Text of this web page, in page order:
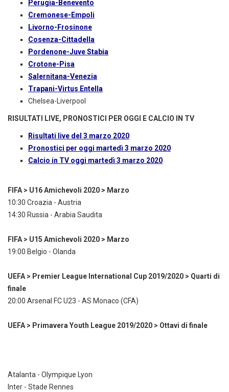
Perugia-Benevento
Cremonese-Empoli
Livorno-Frosinone
Cosenza-Cittadella
Pordenone-Juve Stabia
Crotone-Pisa
Salernitana-Venezia
Trapani-Virtus Entella
Chelsea-Liverpool
RISULTATI LIVE, PRONOSTICI PER OGGI E CALCIO IN TV
Risultati live del 3 marzo 2020
Pronostici per oggi martedì 3 marzo 2020
Calcio in TV oggi martedì 3 marzo 2020
FIFA > U16 Amichevoli 2020 > Marzo
10:30 Croazia - Austria
14:30 Russia - Arabia Saudita
FIFA > U15 Amichevoli 2020 > Marzo
19:00 Belgio - Olanda
UEFA > Premier League International Cup 2019/2020 > Quarti di
finale
20:00 Arsenal FC U23 - AS Monaco (CFA)
UEFA > Primavera Youth League 2019/2020 > Ottavi di finale
Atalanta - Olympique Lyon
Inter - Stade Rennes